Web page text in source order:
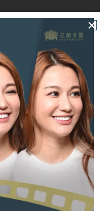
陶瓷嵌體補
但一般邏輯上陶瓷
齒之後），因普
陶瓷嵌體 的設計特
分，陶瓷嵌體就比
片，與陶瓷嵌體概
理好的區塊。
合，一篇了解門